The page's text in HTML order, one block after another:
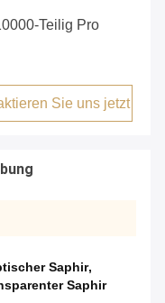
Teilig Pro
Sie uns jetzt
Saphir,
Saphir